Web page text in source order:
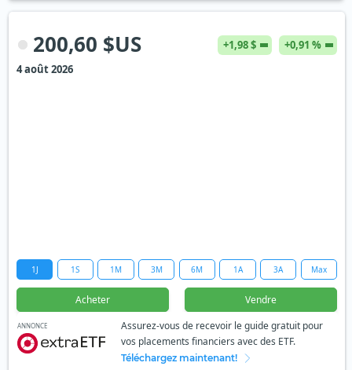
200,60 $US +1,98 $
+0,91 %
4 août 2026
1J 1S 1M 3M 6M 1A 3A Max
Acheter Vendre
ANNONCE
Assurez-vous de recevoir le guide gratuit pour
vos placements financiers avec des ETF.
Téléchargez maintenant!